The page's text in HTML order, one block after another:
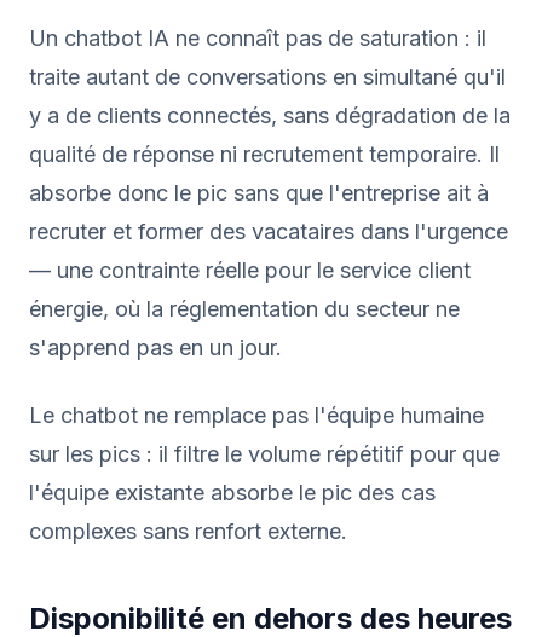
Un chatbot IA ne connaît pas de saturation : il
traite autant de conversations en simultané qu'il
y a de clients connectés, sans dégradation de la
qualité de réponse ni recrutement temporaire. Il
absorbe donc le pic sans que l'entreprise ait à
recruter et former des vacataires dans l'urgence
— une contrainte réelle pour le service client
énergie, où la réglementation du secteur ne
s'apprend pas en un jour.
Le chatbot ne remplace pas l'équipe humaine
sur les pics : il filtre le volume répétitif pour que
l'équipe existante absorbe le pic des cas
complexes sans renfort externe.
Disponibilité en dehors des heures